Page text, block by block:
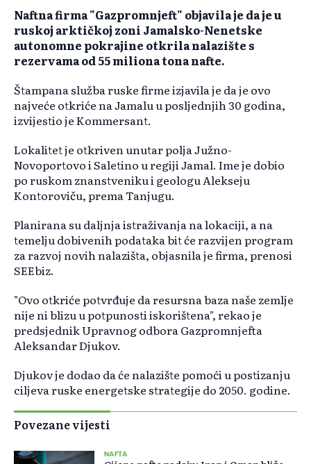
Naftna firma "Gazpromnjeft" objavila je da je u
ruskoj arktičkoj zoni Jamalsko-Nenetske
autonomne pokrajine otkrila nalazište s
rezervama od 55 miliona tona nafte.
Štampana služba ruske firme izjavila je da je ovo
najveće otkriće na Jamalu u posljednjih 30 godina,
izvijestio je Kommersant.
Lokalitet je otkriven unutar polja Južno-
Novoportovo i Saletino u regiji Jamal. Ime je dobio
po ruskom znanstveniku i geologu Alekseju
Kontoroviču, prema Tanjugu.
Planirana su daljnja istraživanja na lokaciji, a na
temelju dobivenih podataka bit će razvijen program
za razvoj novih nalazišta, objasnila je firma, prenosi
SEEbiz.
"Ovo otkriće potvrđuje da resursna baza naše zemlje
nije ni blizu u potpunosti iskorištena", rekao je
predsjednik Upravnog odbora Gazpromnjefta
Aleksandar Djukov.
Djukov je dodao da će nalazište pomoći u postizanju
ciljeva ruske energetske strategije do 2050. godine.
Povezane vijesti
NAFTA